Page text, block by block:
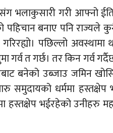
भलाकुसारी गरी आफ्नो
पहिचान बनाए पनि
पछिल्लो
त गर्छ। तर किन गर्व गर्दैछ
बनेको उब्जाउ जमिन
समुदायको धर्ममा
हस्तक्षेप भईरहेको उनीहरु